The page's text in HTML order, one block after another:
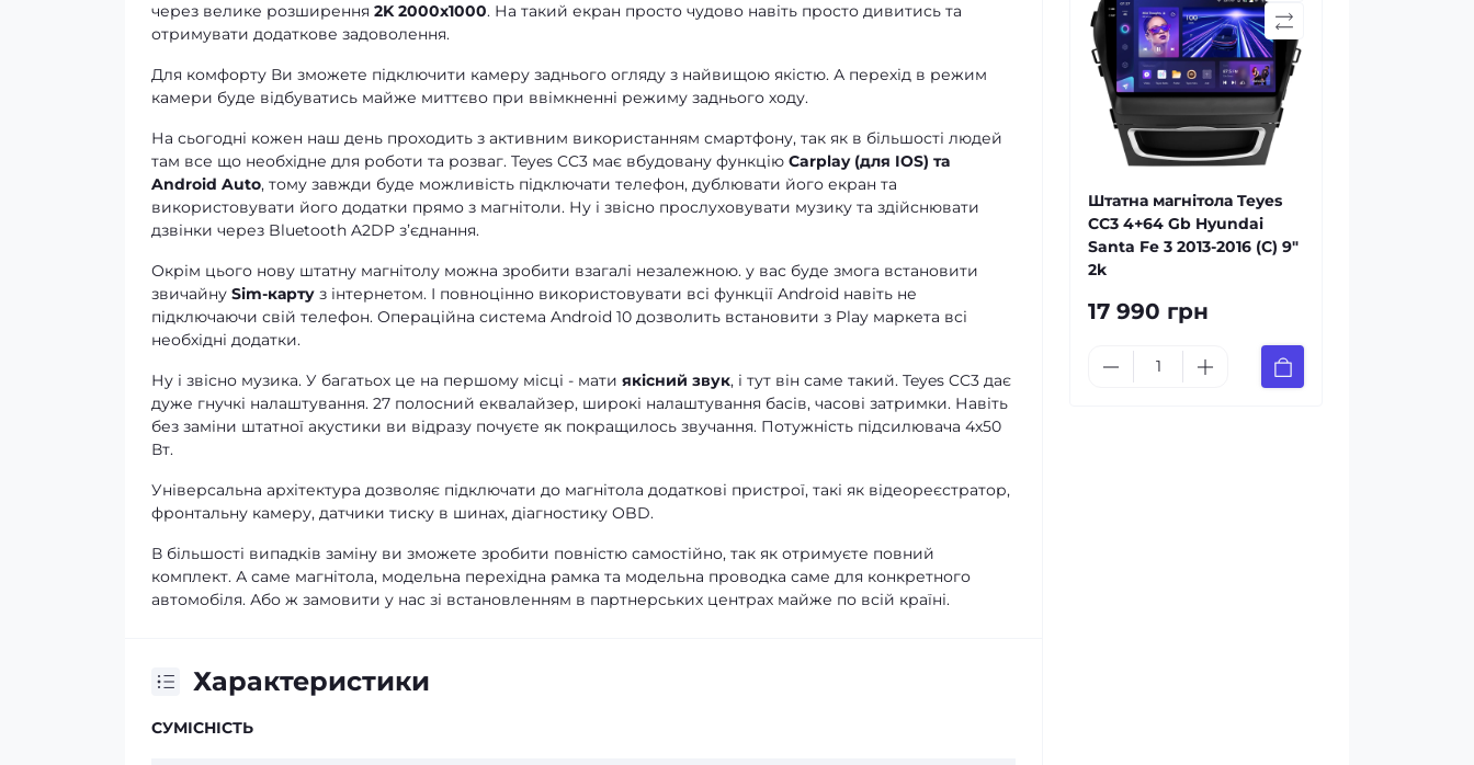
через велике розширення 2K 2000x1000. На такий екран просто чудово навіть просто дивитись та
отримувати додаткове задоволення.
Для комфорту Ви зможете підключити камеру заднього огляду з найвищою якістю. А перехід в режим
камери буде відбуватись майже миттєво при ввімкненні режиму заднього ходу.
На сьогодні кожен наш день проходить з активним використанням смартфону, так як в більшості людей
там все що необхідне для роботи та розваг. Teyes CC3 має вбудовану функцію Carplay (для IOS) та
Android Auto, тому завжди буде можливість підключати телефон, дублювати його екран та
використовувати його додатки прямо з магнітоли. Ну і звісно прослуховувати музику та здійснювати
дзвінки через Bluetooth A2DP зʼєднання.
Окрім цього нову штатну магнітолу можна зробити взагалі незалежною. у вас буде змога встановити
звичайну Sim-карту з інтернетом. І повноцінно використовувати всі функції Android навіть не
підключаючи свій телефон. Операційна система Android 10 дозволить встановити з Play маркета всі
необхідні додатки.
Ну і звісно музика. У багатьох це на першому місці - мати якісний звук, і тут він саме такий. Teyes CC3 дає
дуже гнучкі налаштування. 27 полосний еквалайзер, широкі налаштування басів, часові затримки. Навіть
без заміни штатної акустики ви відразу почуєте як покращилось звучання. Потужність підсилювача 4х50
Вт.
Універсальна архітектура дозволяє підключати до магнітола додаткові пристрої, такі як відеореєстратор,
фронтальну камеру, датчики тиску в шинах, діагностику OBD.
В більшості випадків заміну ви зможете зробити повністю самостійно, так як отримуєте повний
комплект. А саме магнітола, модельна перехідна рамка та модельна проводка саме для конкретного
автомобіля. Або ж замовити у нас зі встановленням в партнерських центрах майже по всій країні.
Характеристики
СУМІСНІСТЬ
Штатна магнітола Teyes
CC3 4+64 Gb Hyundai
Santa Fe 3 2013-2016 (C) 9"
2k
17 990 грн